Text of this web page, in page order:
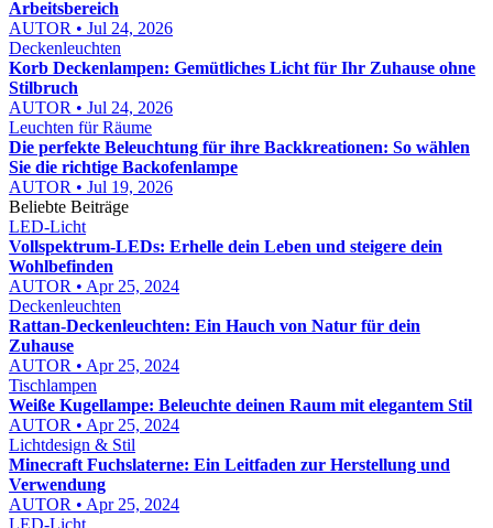
Arbeitsbereich
AUTOR • Jul 24, 2026
Deckenleuchten
Korb Deckenlampen: Gemütliches Licht für Ihr Zuhause ohne
Stilbruch
AUTOR • Jul 24, 2026
Leuchten für Räume
Die perfekte Beleuchtung für ihre Backkreationen: So wählen
Sie die richtige Backofenlampe
AUTOR • Jul 19, 2026
Beliebte Beiträge
LED-Licht
Vollspektrum-LEDs: Erhelle dein Leben und steigere dein
Wohlbefinden
AUTOR • Apr 25, 2024
Deckenleuchten
Rattan-Deckenleuchten: Ein Hauch von Natur für dein
Zuhause
AUTOR • Apr 25, 2024
Tischlampen
Weiße Kugellampe: Beleuchte deinen Raum mit elegantem Stil
AUTOR • Apr 25, 2024
Lichtdesign & Stil
Minecraft Fuchslaterne: Ein Leitfaden zur Herstellung und
Verwendung
AUTOR • Apr 25, 2024
LED-Licht